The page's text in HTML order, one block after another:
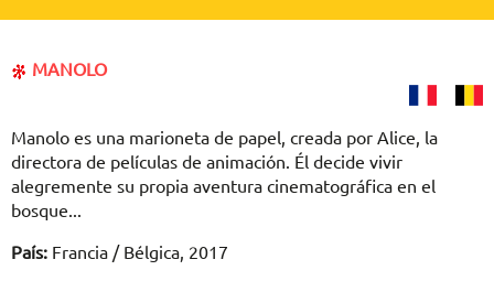
MANOLO
Manolo es una marioneta de papel, creada por Alice, la
directora de películas de animación. Él decide vivir
alegremente su propia aventura cinematográfica en el
bosque...
País: Francia / Bélgica, 2017